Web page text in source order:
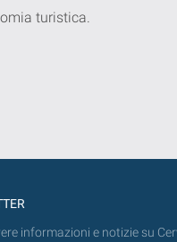
turistica.
informazioni e notizie su